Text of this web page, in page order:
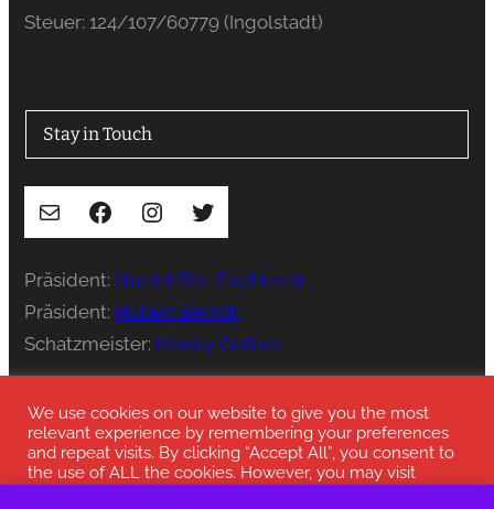
Steuer: 124/107/60779 (Ingolstadt)
Stay in Touch
E-Mail Facebook Instagram Twitter
Präsident: Harald Bäs-Fischlmair
Präsident: Hubert Berndt
Schatzmeister: Mandy Geßner
Presse: press@stenka-ev.de
We use cookies on our website to give you the most
relevant experience by remembering your preferences
and repeat visits. By clicking “Accept All”, you consent to
the use of ALL the cookies. However, you may visit